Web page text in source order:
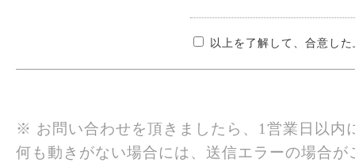
以上を了解して、合意し
※ お問い合わせを頂きましたら、1営業日以内
何も動きがない場合には、送信エラーの場合